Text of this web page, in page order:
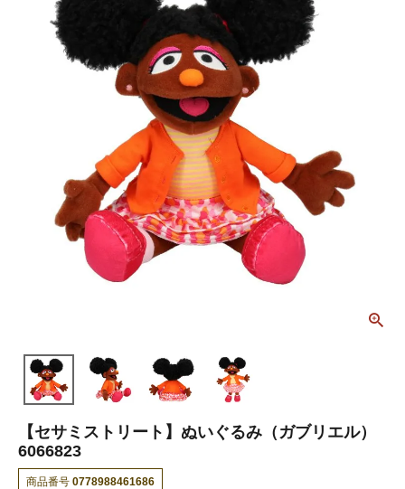
【セサミストリート】ぬいぐるみ（ガブリエル）
6066823
商品番号 0778988461686